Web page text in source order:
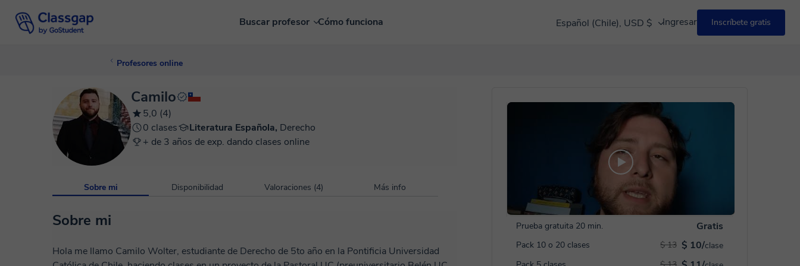
Buscar profesor Cómo funciona Español (Chile), USD $ Ingresar Inscríbete gratis
Profesores online
Prueba gratuita 20 min. Gratis
Pack 10 o 20 clases $ 10/clase
$ 13
Camilo
5,0 (4)
0 clases
Literatura Española, Derecho
+ de 3 años de exp. dando clases online
Sobre mi Disponibilidad Valoraciones (4) Más info
Sobre mi
Hola me llamo Camilo Wolter, estudiante de Derecho de 5to año en la Pontificia Universidad